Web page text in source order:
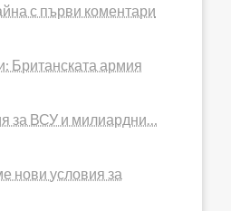
с първи коментари
Британската армия
за ВСУ и милиардни…
нови условия за